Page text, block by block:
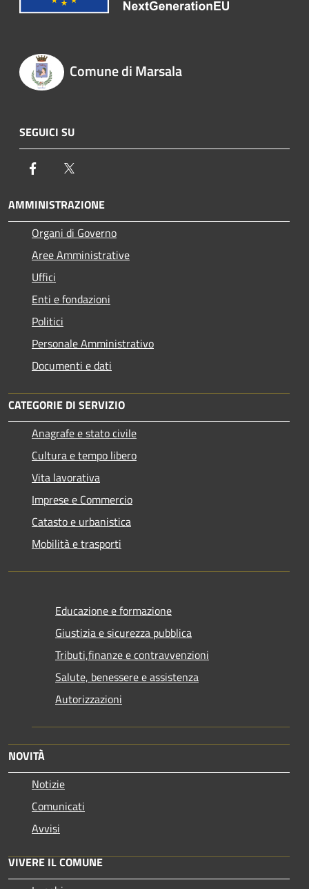
Comune di Marsala
SEGUICI SU
Facebook
AMMINISTRAZIONE
Organi di Governo
Aree Amministrative
Uffici
Enti e fondazioni
Politici
Personale Amministrativo
Documenti e dati
CATEGORIE DI SERVIZIO
Anagrafe e stato civile
Cultura e tempo libero
Vita lavorativa
Imprese e Commercio
Catasto e urbanistica
Mobilità e trasporti
Educazione e formazione
Giustizia e sicurezza pubblica
Tributi,finanze e contravvenzioni
Salute, benessere e assistenza
Autorizzazioni
NOVITÀ
Notizie
Comunicati
Avvisi
VIVERE IL COMUNE